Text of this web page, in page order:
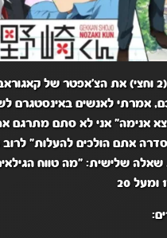
אהלן אנשים שישי נעים לכולם, היום באתי להביא לכם את 2 הצ'אפטרים (2
אמרתי לאנשים באינסטגרם
אנימה" אני לא סתם מתרגם
אתם הולכים להעלות" לרוב
שאלה שלישית: "מה טווח